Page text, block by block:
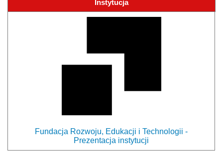
Instytucja
Fundacja Rozwoju, Edukacji i Technologii -
Prezentacja instytucji